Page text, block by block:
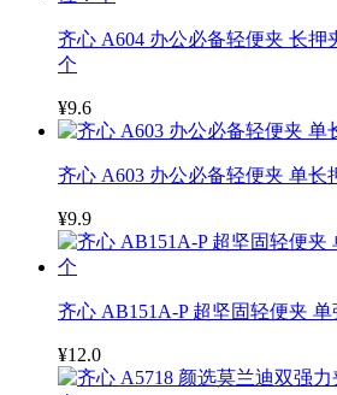
齐心 A604 办公必备轻便夹 长押
个
¥9.6
齐心 A603 办公必备轻便夹 单长
¥9.9
齐心 AB151A-P 超坚固轻便夹
¥12.0